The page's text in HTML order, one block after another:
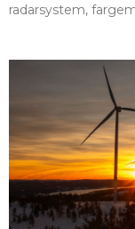
radarsystem,